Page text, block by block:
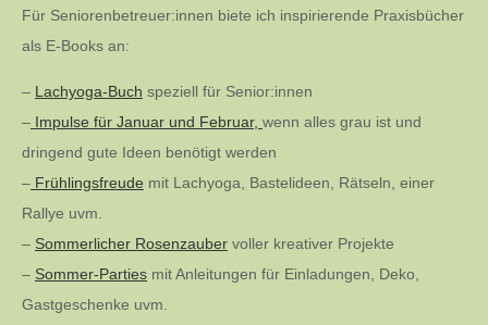
Für Seniorenbetreuer:innen biete ich inspirierende Praxisbücher
als E-Books an:
– Lachyoga-Buch speziell für Senior:innen
– Impulse für Januar und Februar, wenn alles grau ist und
dringend gute Ideen benötigt werden
– Frühlingsfreude mit Lachyoga, Bastelideen, Rätseln, einer
Rallye uvm.
– Sommerlicher Rosenzauber voller kreativer Projekte
– Sommer-Parties mit Anleitungen für Einladungen, Deko,
Gastgeschenke uvm.